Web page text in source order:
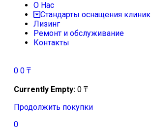
О Нас
Стандарты оснащения клиник
Лизинг
Ремонт и обслуживание
Контакты
0 0 ₸
Currently Empty: 0 ₸
Продолжить покупки
0